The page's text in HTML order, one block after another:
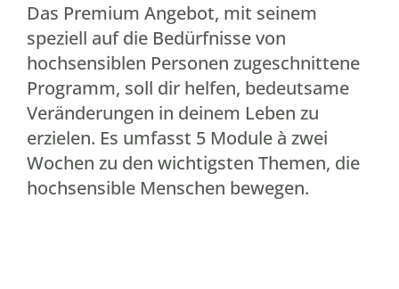
Das Premium Angebot, mit seinem
speziell auf die Bedürfnisse von
hochsensiblen Personen zugeschnittene
Programm, soll dir helfen, bedeutsame
Veränderungen in deinem Leben zu
erzielen. Es umfasst 5 Module à zwei
Wochen zu den wichtigsten Themen, die
hochsensible Menschen bewegen.